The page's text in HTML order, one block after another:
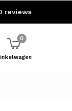
0
reviews